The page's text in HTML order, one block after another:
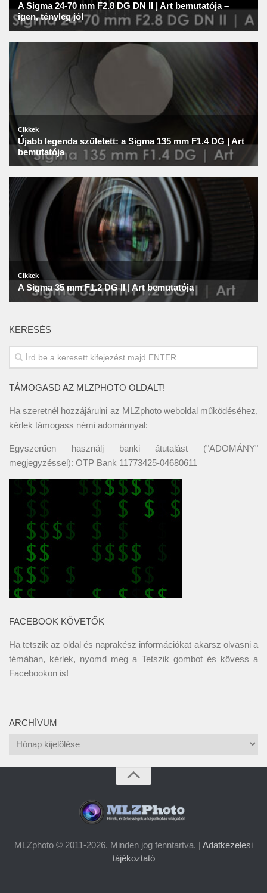
KERESÉS
TÁMOGASD AZ MLZPHOTO OLDALT!
Ha szeretnél hozzájárulni az MLZphoto weboldal működéséhez,
kérlek támogass némi adománnyal:
Egyszerűen használj banki átutalást ("ADOMÁNY"
megjegyzéssel): OTP Bank 11773425-04680611
FACEBOOK KÖVETŐK
Ha tetszik az oldal és naprakész információkat akarsz olvasni a
témában, kérlek, nyomd meg a Tetszik gombot és kövess a
Facebookon is!
ARCHÍVUM
Archívum
MLZphoto © 2011-2026. Minden jog fenntartva. | Adatkezelesi
tájékoztató